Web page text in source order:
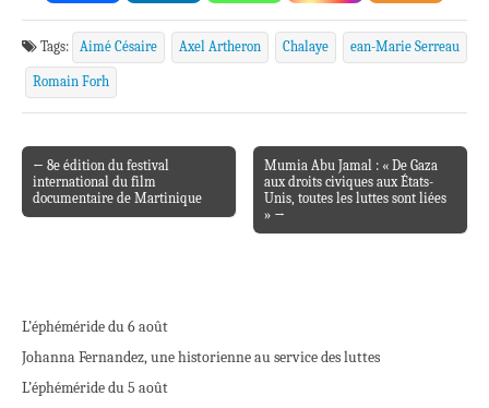
Tags: Aimé Césaire Axel Artheron Chalaye ean-Marie Serreau
Romain Forh
Post navigation
← 8e édition du festival
international du film
documentaire de Martinique
Mumia Abu Jamal : « De Gaza
aux droits civiques aux États-
Unis, toutes les luttes sont liées
» →
L’éphéméride du 6 août
Johanna Fernandez, une historienne au service des luttes
L’éphéméride du 5 août